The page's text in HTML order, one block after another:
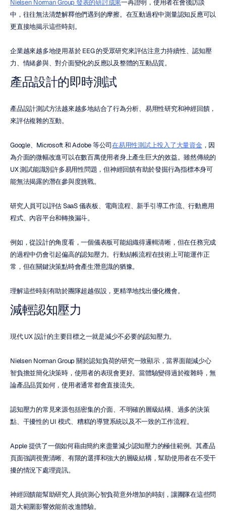
Nielsen Norman Group 發表的研討成果一再證明，使用者在會後訪談
中，往往無法清楚解釋他們遇到的摩擦。在互動過程中測量認知反應可以
更直接地揭示這些時刻。
企業越來越多地使用基於 EEG 的受眾研究來評估注意力持續性、認知壓
力、情緒參與、對介面變化的反應以及整體的互動品質。
產品設計的即時測試
產品設計測試方法越來越多地結合了行為分析、易用性研究和神經回饋，
來評估複雜的互動。
Google、Microsoft 和 Adobe 等公司在易用性測試上投入了大量資金，因
為介面的微幅改進可以在數百萬使用者身上產生巨大的效益。雖然傳統的
UX 測試能識別許多易用性問題，但神經回饋有助於發掘行為指標本身可
能無法揭露的潛在參與度挑戰。
研究人員可以評估 SaaS 儀表板、電商流程、新手引導工作流、行動應用
程式、內容平台和轉換漏斗。
例如，從設計的角度看，一個儀表板可能組織得邏輯清晰，但在任務完成
的過程中仍會引起偏高的認知壓力。行動結帳流程在技術上可能運作正
常，但在關鍵決策點時會產生潛意識的猶豫。
理解這些時刻有助於團隊超越假設，更精準地找出優化機會。
減輕認知壓力
現代 UX 設計的主要目標之一就是減少不必要的認知壓力。
Nielsen Norman Group 關於認知負荷的研究一致顯示，當界面能減少心
智負擔並簡化決策時，使用者的表現會更好。當體驗變得過於複雜時，無
論產品品質如何，使用者通常都會直接流失。
認知壓力的常見來源包括密集的介面、不明確的層級結構、過多的決策
點、干擾性的 UI 模式、糟糕的導覽系統以及不一致的工作流程。
Apple 提供了一個如何藉由簡約來盡量減少認知壓力的極佳範例。其產品
頁面強調視覺清晰、有限的選擇和強大的層級結構，幫助使用者在不受干
擾的情況下處理資訊。
神經回饋能幫助研究人員偵測心智負荷意外增加的時刻，讓團隊在這些問
題大範圍影響效能前改進體驗。